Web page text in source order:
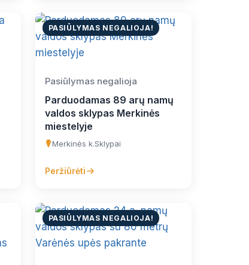
PASIŪLYMAS NEGALIOJA!
Pasiūlymas negalioja
Parduodamas 89 arų namų
valdos sklypas Merkinės
miestelyje
Merkinės k.Sklypai
Peržiūrėti
PASIŪLYMAS NEGALIOJA!